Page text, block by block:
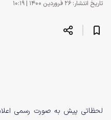
تاریخ انتشار: ۲۶ فروردین ۱۴۰۰ | ۱۰:۱۹
لحظاتی پیش به صورت رسمی